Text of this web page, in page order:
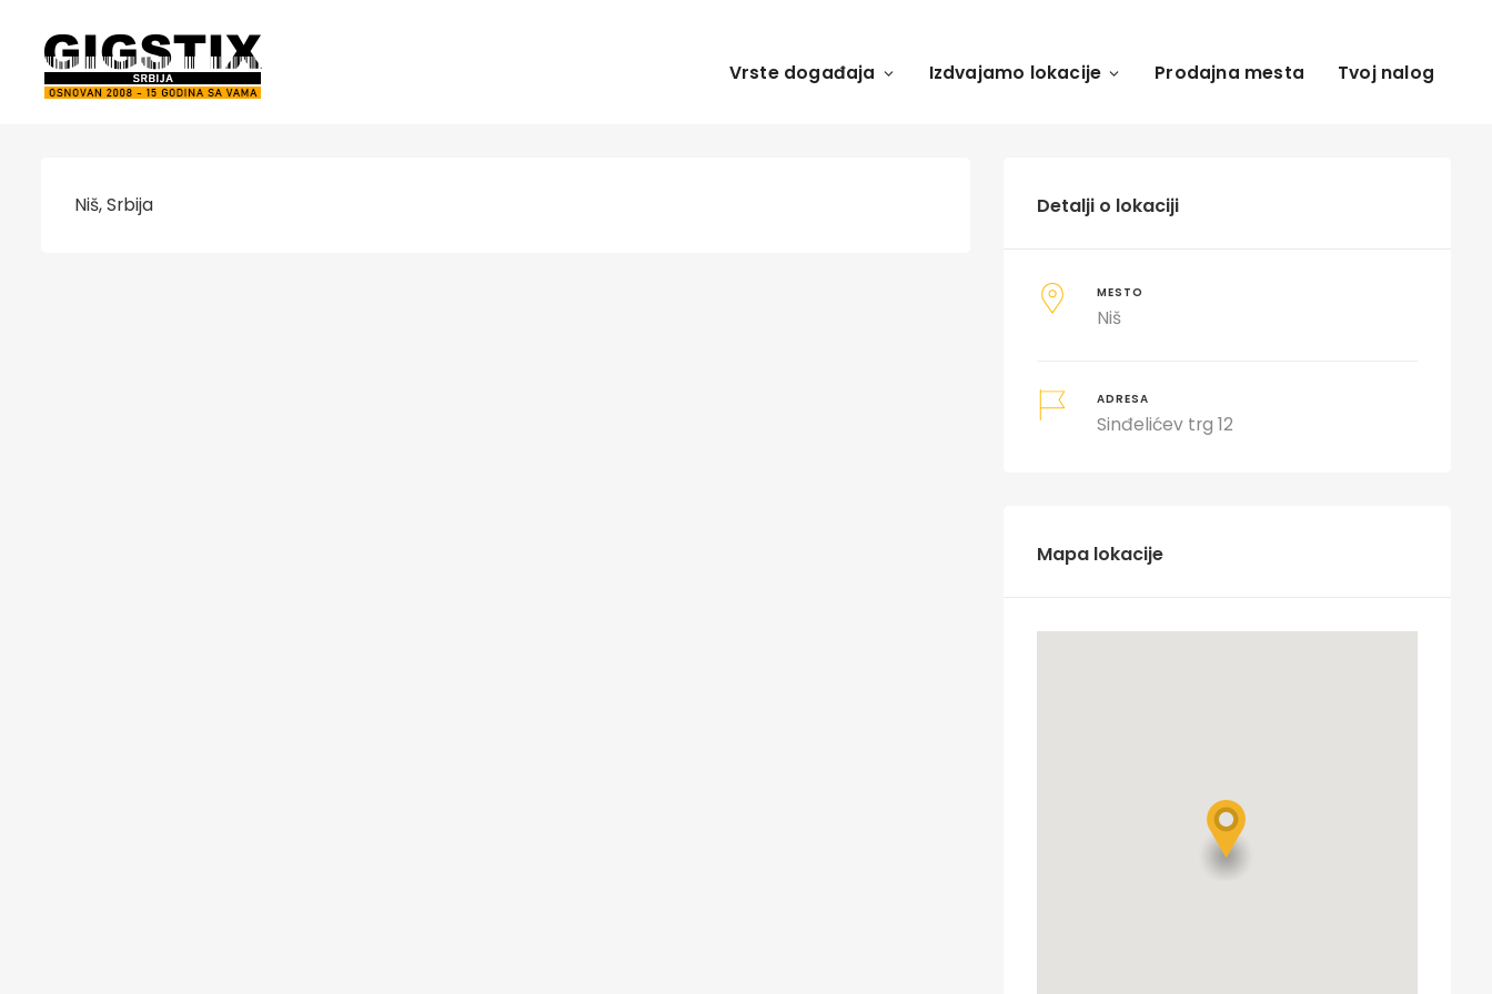
Vrste događaja Izdvajamo lokacije Prodajna mesta Tvoj nalog
Niš, Srbija Detalji o lokaciji
MESTO
Niš
ADRESA
Sinđelićev trg 12
Mapa lokacije